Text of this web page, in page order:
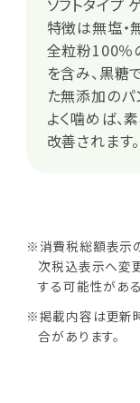
特徴は無塩・
全粒粉100％
を含み、黒糖
た無添加のパ
よく噛めば、
改善されます。
※消費税総額表示
次税込表示へ変
する可能性があ
※掲載内容は更新
合があります。